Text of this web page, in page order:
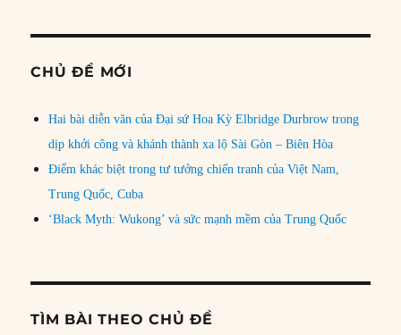
CHỦ ĐỀ MỚI
Hai bài diễn văn của Đại sứ Hoa Kỳ Elbridge Durbrow trong
dịp khởi công và khánh thành xa lộ Sài Gòn – Biên Hòa
Điểm khác biệt trong tư tưởng chiến tranh của Việt Nam,
Trung Quốc, Cuba
‘Black Myth: Wukong’ và sức mạnh mềm của Trung Quốc
TÌM BÀI THEO CHỦ ĐỀ